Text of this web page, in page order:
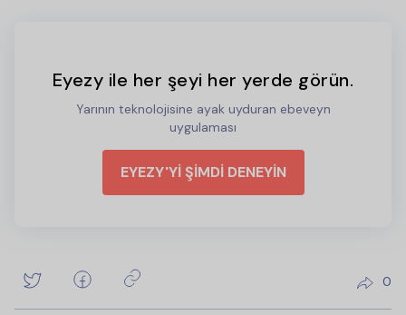
Eyezy ile her şeyi her yerde görün.
Yarının teknolojisine ayak uyduran ebeveyn
uygulaması
EYEZY'Yİ ŞİMDİ DENEYİN
0